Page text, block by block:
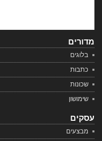
מדורים
בלוגים
כתבות
שכונות
שימושון
עסקים
מבצעים